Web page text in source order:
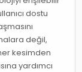
dostu
değil,
kesimden
yardımcı